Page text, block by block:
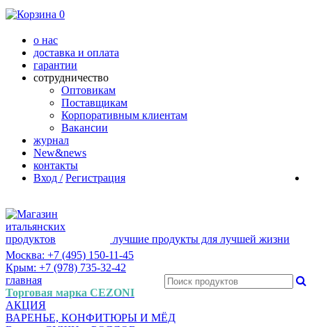
0
о нас
доставка и оплата
гарантии
сотрудничество
Оптовикам
Поставщикам
Корпоративным клиентам
Вакансии
журнал
New&news
контакты
Вход / Регистрация
лучшие продукты для лучшей жизни
Москва: +7 (495) 150-11-45
Крым: +7 (978) 735-32-42
главная
Торговая марка CEZONI
АКЦИЯ
ВАРЕНЬЕ, КОНФИТЮРЫ И МЁД